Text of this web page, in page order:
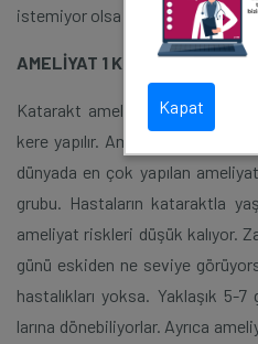
Kapat
istemiyor olsa bile, yakın
AMELİYAT 1 KERE YAPILIR
Katarakt ameliyatı çok kolay
kere yapılır. Ameliyat ortalama
dünyada en çok yapılan
grubu. Hastaların katarakt­la
ameliyat riskleri düşük kalıyor.
günü eskiden ne seviye
hastalıkları yoksa. Yaklaşık
larına dönebiliyorlar. Ayrıca